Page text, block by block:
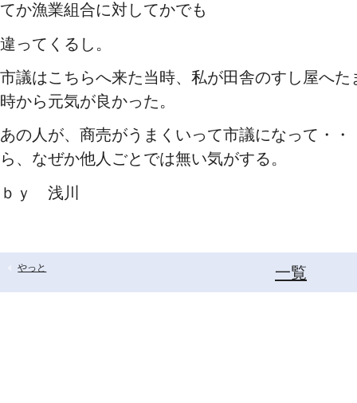
てか漁業組合に対してかでも
違ってくるし。
市議はこちらへ来た当時、私が田舎のすし屋へ
時から元気が良かった。
あの人が、商売がうまくいって市議になって・
ら、なぜか他人ごとでは無い気がする。
ｂｙ 浅川
やっと 一覧